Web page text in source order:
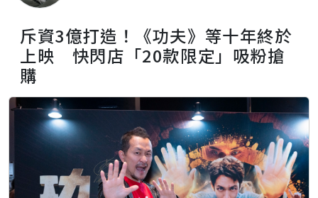
斥資3億打造！《功夫》等十年終於
上映 快閃店「20款限定」吸粉搶
購